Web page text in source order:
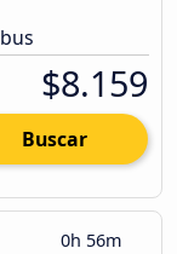
$8.159
Buscar
0h 56m